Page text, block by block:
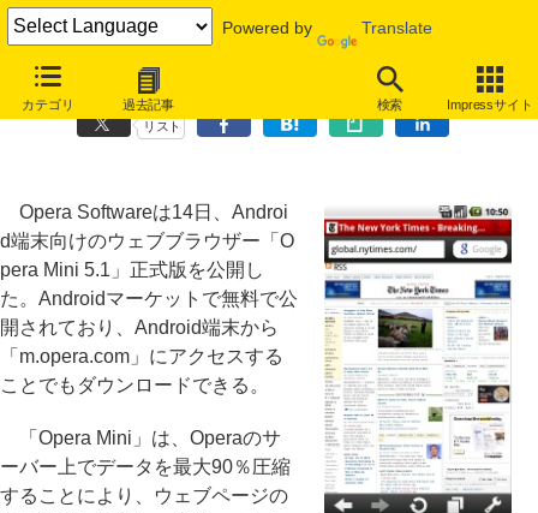
Powered by Translate
カテゴリ 過去記事 検索 Impressサイト
Android向け「Opera Mini 5.1」正式版公開、日本語にも対応
リスト
Opera Softwareは14日、Androi
d端末向けのウェブブラウザー「O
pera Mini 5.1」正式版を公開し
た。Androidマーケットで無料で公
開されており、Android端末から
「m.opera.com」にアクセスする
ことでもダウンロードできる。
「Opera Mini」は、Operaのサ
ーバー上でデータを最大90％圧縮
することにより、ウェブページの